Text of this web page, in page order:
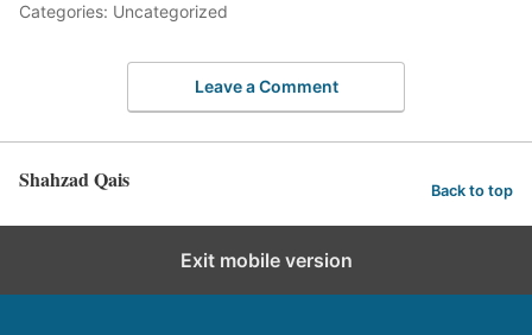
Categories: Uncategorized
Leave a Comment
Shahzad Qais Back to top
Exit mobile version